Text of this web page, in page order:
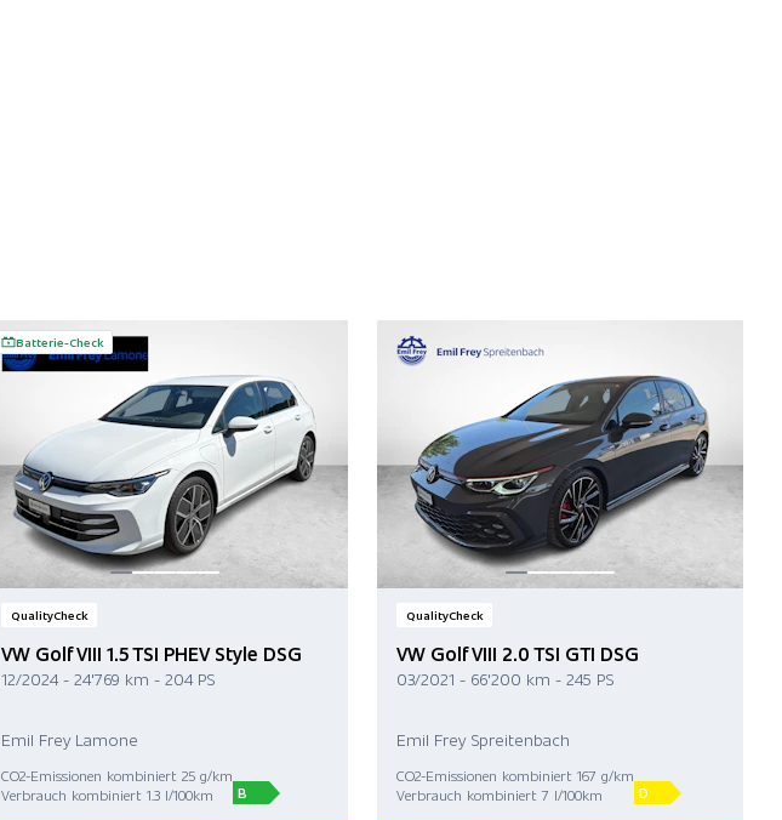
Batterie-Check
QualityCheck
VW Golf VIII 1.5 TSI PHEV Style DSG
12/2024 - 24'769 km - 204 PS
Emil Frey Lamone
CO2-Emissionen kombiniert 25 g/km
Verbrauch kombiniert 1.3 l/100km
B
QualityCheck
VW Golf VIII 2.0 TSI GTI DSG
03/2021 - 66'200 km - 245 PS
Emil Frey Spreitenbach
CO2-Emissionen kombiniert 167 g/km
Verbrauch kombiniert 7 l/100km
D